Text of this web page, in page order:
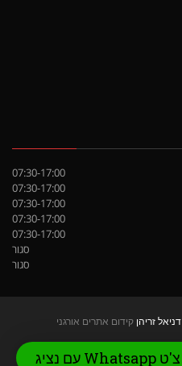
07:30-17:00
07:30-17:00
07:30-17:00
07:30-17:00
07:30-17:00
סגור
סגור
דניאל זריהן קידום אתרים אורגני
צ'ט Whatsapp עם נציג